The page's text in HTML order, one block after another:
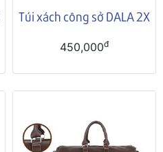
Túi xách công sở DALA 2X
450,000đ